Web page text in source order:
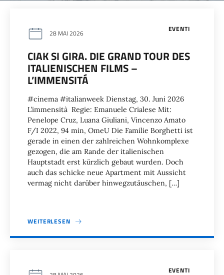
EVENTI
28 MAI 2026
CIAK SI GIRA. DIE GRAND TOUR DES
ITALIENISCHEN FILMS –
L’IMMENSITÁ
#cinema #italianweek Dienstag, 30. Juni 2026
L’immensità Regie: Emanuele Crialese Mit:
Penelope Cruz, Luana Giuliani, Vincenzo Amato
F/I 2022, 94 min, OmeU Die Familie Borghetti ist
gerade in einen der zahlreichen Wohnkomplexe
gezogen, die am Rande der italienischen
Hauptstadt erst kürzlich gebaut wurden. Doch
auch das schicke neue Apartment mit Aussicht
vermag nicht darüber hinwegzutäuschen, […]
WEITERLESEN
EVENTI